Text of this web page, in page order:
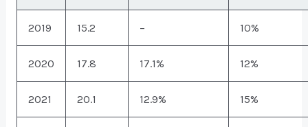
2019 15.2 – 10%
2020 17.8 17.1% 12%
2021 20.1 12.9% 15%